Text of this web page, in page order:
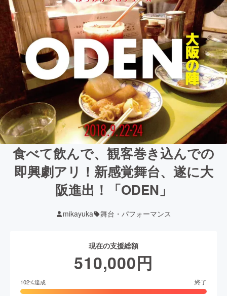
食べて飲んで、観客巻き込んでの
即興劇アリ！新感覚舞台、遂に大
阪進出！「ODEN」
mikayuka 舞台・パフォーマンス
現在の支援総額
510,000円
102%達成 終了